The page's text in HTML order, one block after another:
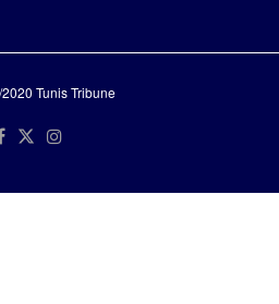
Tunis Tribune